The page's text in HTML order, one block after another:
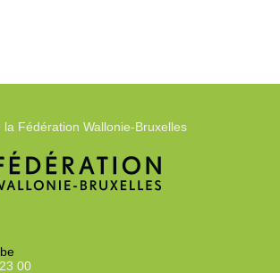
Fédération Wallonie-Bruxelles
00